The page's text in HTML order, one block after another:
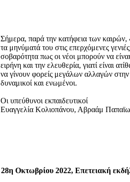
Σήμερα, παρά την κατήφεια των καιρών,
τα μηνύματά του στις επερχόμενες
σοβαρότητα πως οι νέοι μπορούν να
ειρήνη και την ελευθερία, γιατί είναι
να γίνουν φορείς μεγάλων αλλαγών
δυναμικοί και ενωμένοι.
Οι υπεύθυνοι εκπαιδευτικοί
Ευαγγελία Κολιοπάνου, Αβραάμ
28η Οκτωβρίου 2022, Επετειακή